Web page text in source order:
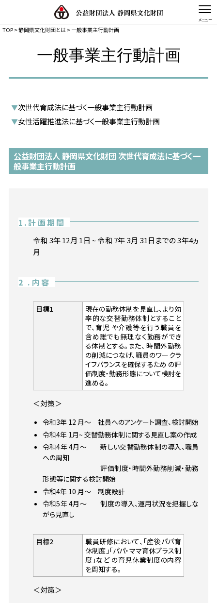
事業体系図
事業内容
TOP> 静岡県文化財団とは > 一般事業主行動計画
一般事業主行動計画
▼次世代育成法に基づく一般事業主行動計画
▼女性活躍推進法に基づく一般事業主行動計画
公益財団法人 静岡県文化財団 次世代育成法に基づく一
般事業主行動計画
1.計画期間
令和 3年 12月 1日 ~ 令和 7年 3月 31日までの 3年4ヵ
月
2 .内容
目標1
現在の勤務体制を見直し、より効
率的な交替勤務体制とすること
で、育児 や介護等を行う職員を
含め誰でも無理なく勤務ができ
る体制とする。また、 時間外勤務
の削減につなげ、職員のワークラ
イフバランスを確保するため の評
価制度・勤務形態について検討を
進める。
＜対策＞
令和3年 12 月〜 社員へのアンケート調査、検討開始
令和4年 1月~ 交替勤務体制に関する見直し案の作成
令和4年 4月〜 新しい交替勤務体制の導入、職員
への周知
評価制度・時間外勤務削減・勤務
形態等に関する検討開始
令和4年 10 月〜 制度設計
令和5年 4月〜 制度の導入、運用状況を把握しな
がら見直し
目標2
職員研修において、「産後パパ育
休制度」「パパ・ママ育休プラス制
度」など の育児休業制度の内容
を周知する。
＜対策＞